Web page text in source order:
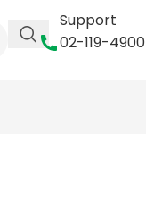
Support
02-119-4900